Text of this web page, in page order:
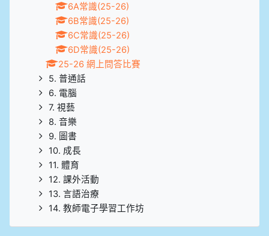
6A常識(25-26)
6B常識(25-26)
6C常識(25-26)
6D常識(25-26)
25-26 網上問答比賽
5. 普通話
6. 電腦
7. 視藝
8. 音樂
9. 圖書
10. 成長
11. 體育
12. 課外活動
13. 言語治療
14. 教師電子學習工作坊